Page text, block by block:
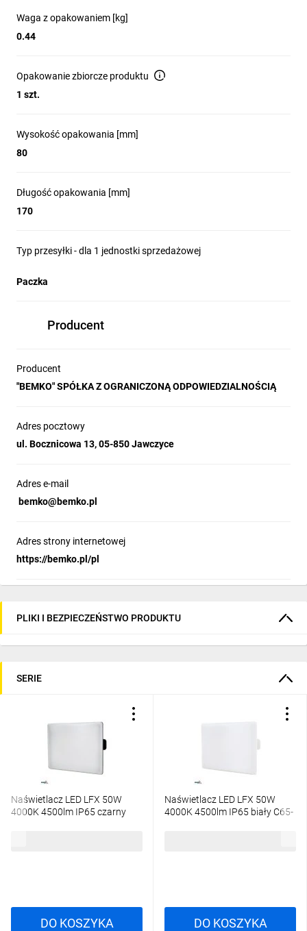
Waga z opakowaniem [kg]
0.44
Opakowanie zbiorcze produktu
1 szt.
Wysokość opakowania [mm]
80
Długość opakowania [mm]
170
Typ przesyłki - dla 1 jednostki sprzedażowej
Paczka
Producent
Producent
"BEMKO" SPÓŁKA Z OGRANICZONĄ ODPOWIEDZIALNOŚCIĄ
Adres pocztowy
ul. Bocznicowa 13, 05-850 Jawczyce
Adres e-mail
bemko@bemko.pl
Adres strony internetowej
https://bemko.pl/pl
PLIKI I BEZPIECZEŃSTWO PRODUKTU
SERIE
Naświetlacz LED LFX 50W
4000K 4500lm IP65 czarny
DO KOSZYKA
Naświetlacz LED LFX 50W
4000K 4500lm IP65 biały C65-
DO KOSZYKA